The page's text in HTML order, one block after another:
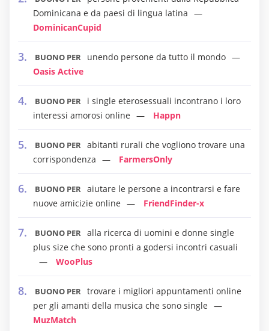
Dominicana e da paesi di lingua latina
DominicanCupid
BUONO PER
unendo persone da tutto il mondo
Oasis Active
BUONO PER
i single eterosessuali incontrano i loro
interessi amorosi online
Happn
BUONO PER abitanti rurali che vogliono trovare una
corrispondenza
FarmersOnly
BUONO PER aiutare le persone a incontrarsi e fare
nuove amicizie online
FriendFinder-x
BUONO PER alla ricerca di uomini e donne single
plus size che sono pronti a godersi incontri casuali
WooPlus
BUONO PER trovare i migliori appuntamenti online
per gli amanti della musica che sono single
MuzMatch